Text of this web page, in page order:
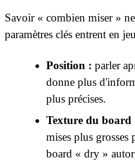
Savoir « combien miser »
paramètres clés entrent en
Position : parler
donne plus
plus précises.
Texture du board
mises plus
board « dry »